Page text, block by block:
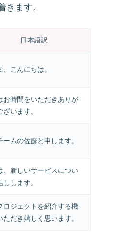
ます。
日本語訳
、こんにちは。
お時間をいただきありが
ざいます。
ームの佐藤と申します。
、新しいサービスについ
しします。
ロジェクトを紹介する機
ただき嬉しく思います。